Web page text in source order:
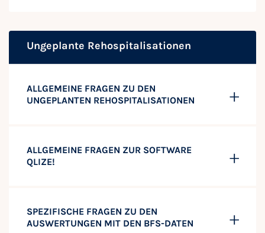
Ungeplante Rehospitalisationen
ALLGEMEINE FRAGEN ZU DEN
UNGEPLANTEN REHOSPITALISATIONEN
ALLGEMEINE FRAGEN ZUR SOFTWARE
QLIZE!
SPEZIFISCHE FRAGEN ZU DEN
AUSWERTUNGEN MIT DEN BFS-DATEN